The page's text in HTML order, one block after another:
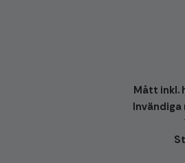
Mått inkl.